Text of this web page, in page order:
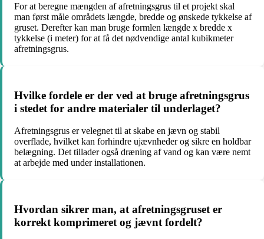
For at beregne mængden af afretningsgrus til et projekt skal
man først måle områdets længde, bredde og ønskede tykkelse af
gruset. Derefter kan man bruge formlen længde x bredde x
tykkelse (i meter) for at få det nødvendige antal kubikmeter
afretningsgrus.
Hvilke fordele er der ved at bruge afretningsgrus
i stedet for andre materialer til underlaget?
Afretningsgrus er velegnet til at skabe en jævn og stabil
overflade, hvilket kan forhindre ujævnheder og sikre en holdbar
belægning. Det tillader også dræning af vand og kan være nemt
at arbejde med under installationen.
Hvordan sikrer man, at afretningsgruset er
korrekt komprimeret og jævnt fordelt?